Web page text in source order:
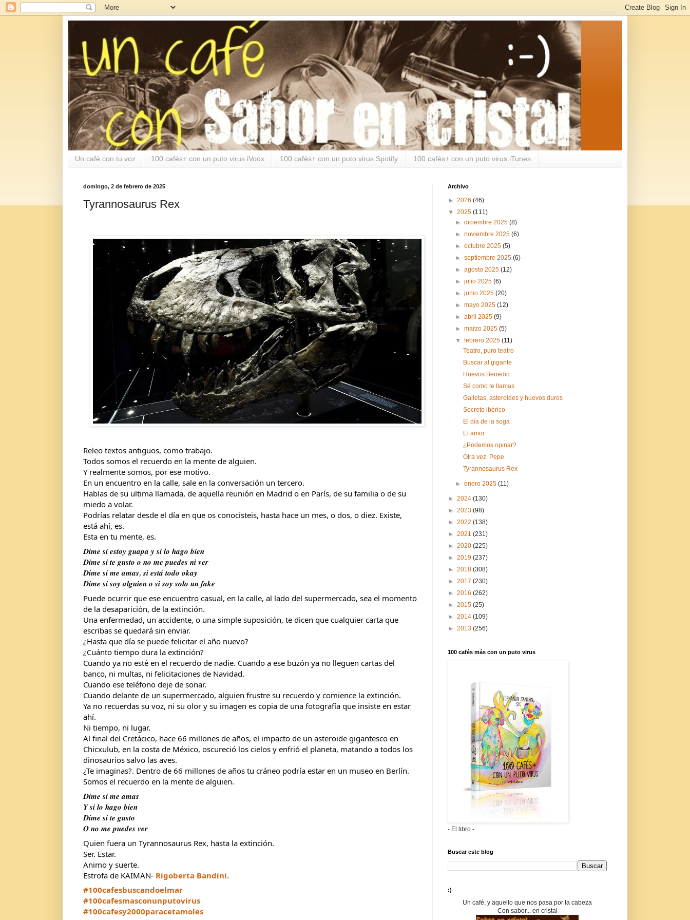
Un café con tu voz 100 cafés+ con un puto virus iVoox 100 cafés+ con un puto virus Spotify 100 cafés+ con un puto virus iTunes
domingo, 2 de febrero de 2025
Tyrannosaurus Rex
Releo textos antiguos, como trabajo.
Todos somos el recuerdo en la mente de alguien.
Y realmente somos, por ese motivo.
En un encuentro en la calle, sale en la conversación un tercero.
Hablas de su ultima llamada, de aquella reunión en Madrid o en París, de su familia o de su
miedo a volar.
Podrías relatar desde el día en que os conocisteis, hasta hace un mes, o dos, o diez. Existe,
está ahí, es.
Esta en tu mente, es.
𝑫𝒊𝒎𝒆 𝒔𝒊 𝒆𝒔𝒕𝒐𝒚 𝒈𝒖𝒂𝒑𝒂 𝒚 𝒔𝒊 𝒍𝒐 𝒉𝒂𝒈𝒐 𝒃𝒊𝒆𝒏
𝑫𝒊𝒎𝒆 𝒔𝒊 𝒕𝒆 𝒈𝒖𝒔𝒕𝒐 𝒐 𝒏𝒐 𝒎𝒆 𝒑𝒖𝒆𝒅𝒆𝒔 𝒏𝒊 𝒗𝒆𝒓
𝑫𝒊𝒎𝒆 𝒔𝒊 𝒎𝒆 𝒂𝒎𝒂𝒔, 𝒔𝒊 𝒆𝒔𝒕𝒂́ 𝒕𝒐𝒅𝒐 𝒐𝒌𝒂𝒚
𝑫𝒊𝒎𝒆 𝒔𝒊 𝒔𝒐𝒚 𝒂𝒍𝒈𝒖𝒊𝒆𝒏 𝒐 𝒔𝒊 𝒔𝒐𝒚 𝒔𝒐𝒍𝒐 𝒖𝒏 𝒇𝒂𝒌𝒆
Puede ocurrir que ese encuentro casual, en la calle, al lado del supermercado, sea el momento
de la desaparición, de la extinción.
Una enfermedad, un accidente, o una simple suposición, te dicen que cualquier carta que
escribas se quedará sin enviar.
¿Hasta que día se puede felicitar el año nuevo?
¿Cuánto tiempo dura la extinción?
Cuando ya no esté en el recuerdo de nadie. Cuando a ese buzón ya no lleguen cartas del
banco, ni multas, ni felicitaciones de Navidad.
Cuando ese teléfono deje de sonar.
Cuando delante de un supermercado, alguien frustre su recuerdo y comience la extinción.
Ya no recuerdas su voz, ni su olor y su imagen es copia de una fotografía que insiste en estar
ahí.
Ni tiempo, ni lugar.
Al final del Cretácico, hace 66 millones de años, el impacto de un asteroide gigantesco en
Chicxulub, en la costa de México, oscureció los cielos y enfrió el planeta, matando a todos los
dinosaurios salvo las aves.
¿Te imaginas?. Dentro de 66 millones de años tu cráneo podría estar en un museo en Berlín.
Somos el recuerdo en la mente de alguien.
𝑫𝒊𝒎𝒆 𝒔𝒊 𝒎𝒆 𝒂𝒎𝒂𝒔
𝒀 𝒔𝒊 𝒍𝒐 𝒉𝒂𝒈𝒐 𝒃𝒊𝒆𝒏
𝑫𝒊𝒎𝒆 𝒔𝒊 𝒕𝒆 𝒈𝒖𝒔𝒕𝒐
𝑶 𝒏𝒐 𝒎𝒆 𝒑𝒖𝒆𝒅𝒆𝒔 𝒗𝒆𝒓
Quien fuera un Tyrannosaurus Rex, hasta la extinción.
Ser. Estar.
Animo y suerte.
Estrofa de KAIMAN- Rigoberta Bandini.
#100cafesbuscandoelmar
#100cafesmasconunputovirus
#100cafesy2000paracetamoles
Archivo
► 2026 (46)
▼ 2025 (111)
►diciembre 2025(8)
►noviembre 2025(6)
►octubre 2025(5)
►septiembre 2025(6)
►agosto 2025(12)
►julio 2025(6)
►junio 2025(20)
►mayo 2025(12)
►abril 2025(9)
►marzo 2025(5)
▼febrero 2025(11)
Teatro, puro teatro
Buscar al gigante
Huevos Benedic
Sé como te llamas
Galletas, asteroides y huevos duros
Secreto ibérico
El día de la soga
El amor
¿Podemos opinar?
Otra vez, Pepe
Tyrannosaurus Rex
►enero 2025(11)
► 2024 (130)
► 2023 (98)
► 2022 (138)
► 2021 (231)
► 2020 (225)
► 2019 (237)
► 2018 (308)
► 2017 (230)
► 2016 (262)
► 2015 (25)
► 2014 (109)
► 2013 (256)
100 cafés más con un puto virus
- El libro -
Buscar este blog
:)
Un café, y aquello que nos pasa por la cabeza
Con sabor... en cristal